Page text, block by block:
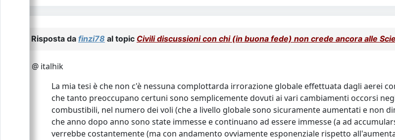
Risposta da finzi78 al topic Civili discussioni con chi (in buona fede) non crede ancora alle
@ italhik
La mia tesi è che non c'è nessuna complottarda irrorazione globale effettuata dagli aerei
che tanto preoccupano certuni sono semplicemente dovuti ai vari cambiamenti occorsi
combustibili, nel numero dei voli (che a livello globale sono sicuramente aumentati e non
che anno dopo anno sono state immesse e continuano ad essere immesse (a ad
verrebbe costantemente (ma con andamento ovviamente esponenziale rispetto